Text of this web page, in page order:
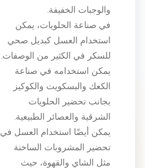
والوجبات الخفيفة.
في صناعة الحلويات، يمكن
استخدام العسل كبديل صحي
للسكر في الكثير من الوصفات.
يمكن استخدامه في صناعة
الكعك والبسكويت والكوكيز
بجانب تحضير الحلويات
الشرقية والعصائر الطبيعية.
يمكن أيضًا استخدام العسل في
تحضير المشروبات الساخنة
مثل الشاي والقهوة، حيث